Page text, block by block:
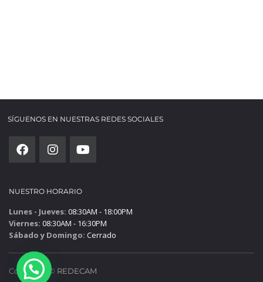
SÍGUENOS EN NUESTRAS REDES SOCIALES
NUESTRO HORARIO
Lunes - Jueves: 08:30AM - 18:00PM
Viernes: 08:30AM - 16:30PM
Sábado y Domingo: Cerrado
Copyright © REDECAM